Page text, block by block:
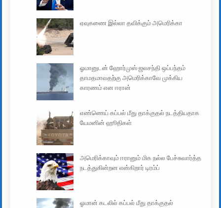
ஏவுகணை இல்லா தவிக்கும் அமெரிக்கா
ஓமானுடன் ஹோர்முஸ் ஜலசந்தி ஒப்பந்தம்
தாமதமாவதற்கு அமெரிக்காவே முக்கிய
காரணம் என ஈரான்
எண்ணெய் கப்பல் மீது தாக்குதல் நடத்தியதாக
யேமனின் ஹூதிகள்
அமெரிக்காவும் ஈரானும் மிக நல்ல பேச்சுவார்த்த
நடத்துகின்றன என்கிறார் டிரம்ப்
ஓமான் கடலில் கப்பல் மீது தாக்குதல்